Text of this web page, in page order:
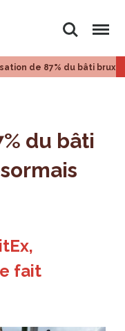
Rechercher
Menu
de 87% du bâti
du bâti
fait